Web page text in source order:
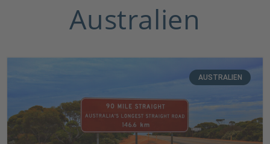
Australien
AUSTRALIEN